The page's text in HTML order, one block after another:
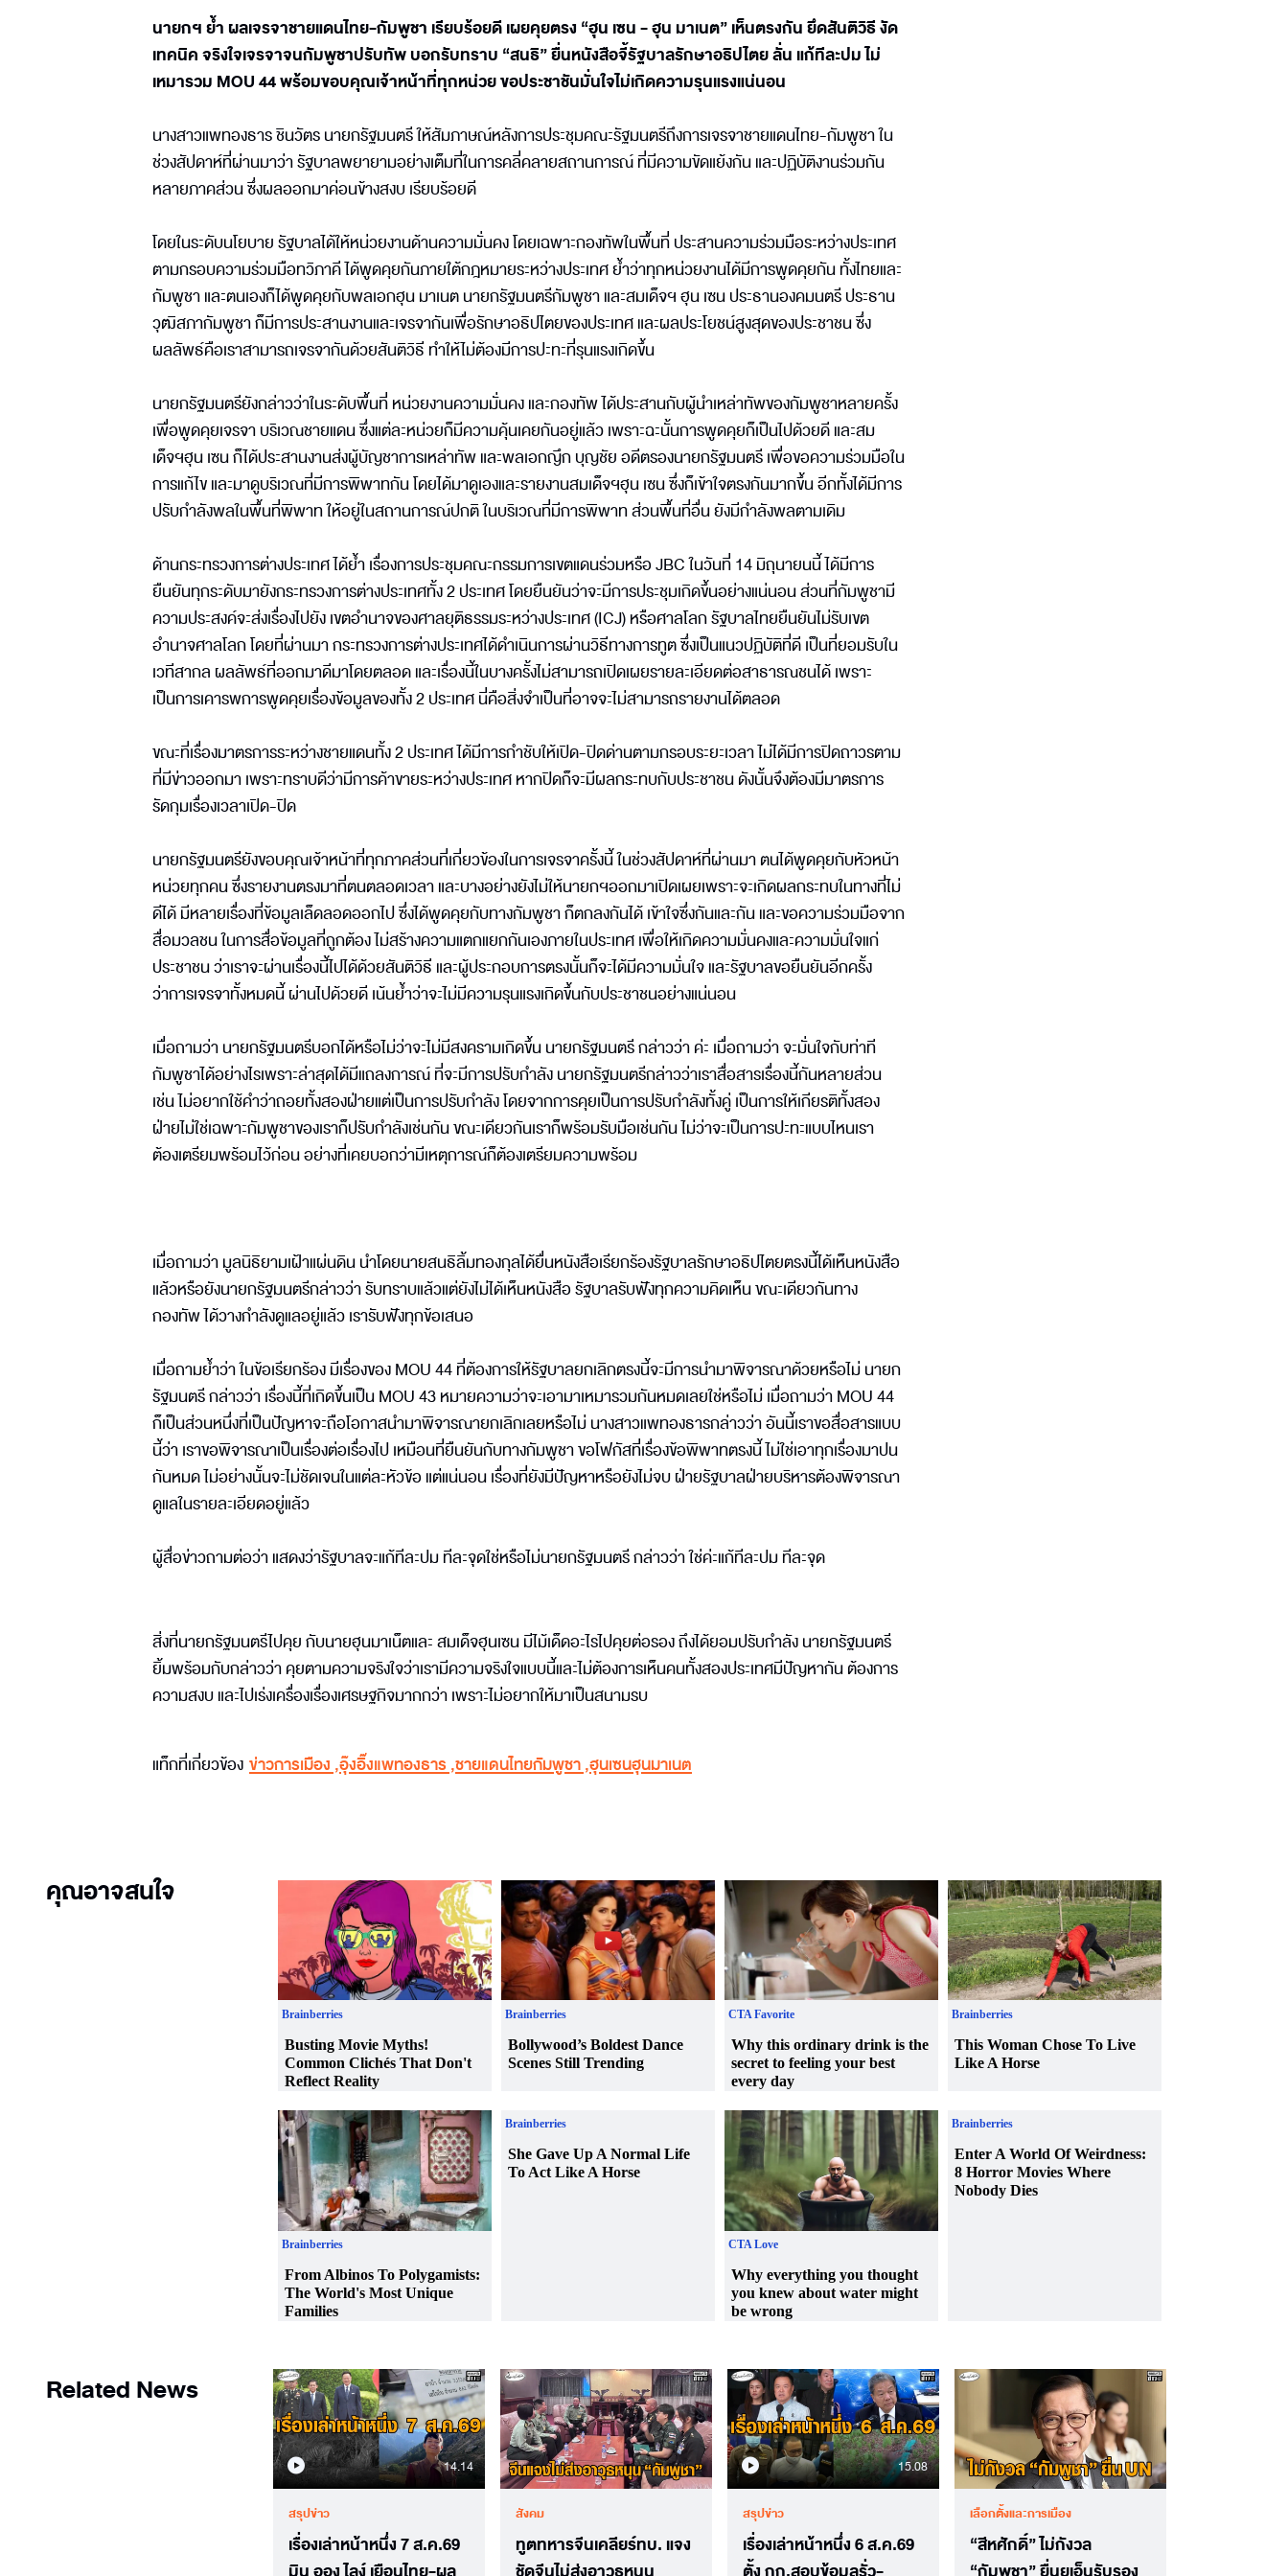
นายกฯ ย้ำ ผลเจรจาชายแดนไทย-กัมพูชา เรียบร้อยดี เผยคุยตรง “ฮุน เซน - ฮุน มาเนต” เห็นตรงกัน ยึดสันติวิธี งัด
เทคนิค จริงใจเจรจาจนกัมพูชาปรับทัพ บอกรับทราบ “สนธิ” ยื่นหนังสือจี้รัฐบาลรักษาอธิปไตย ลั่น แก้ทีละปม ไม่
เหมารวม MOU 44 พร้อมขอบคุณเจ้าหน้าที่ทุกหน่วย ขอประชาชันมั่นใจไม่เกิดความรุนแรงแน่นอน
นางสาวแพทองธาร ชินวัตร นายกรัฐมนตรี ให้สัมภาษณ์หลังการประชุมคณะรัฐมนตรีถึงการเจรจาชายแดนไทย-กัมพูชา ใน
ช่วงสัปดาห์ที่ผ่านมาว่า รัฐบาลพยายามอย่างเต็มที่ในการคลี่คลายสถานการณ์ ที่มีความขัดแย้งกัน และปฏิบัติงานร่วมกัน
หลายภาคส่วน ซึ่งผลออกมาค่อนข้างสงบ เรียบร้อยดี
โดยในระดับนโยบาย รัฐบาลได้ให้หน่วยงานด้านความมั่นคง โดยเฉพาะกองทัพในพื้นที่ ประสานความร่วมมือระหว่างประเทศ
ตามกรอบความร่วมมือทวิภาคี ได้พูดคุยกันภายใต้กฎหมายระหว่างประเทศ ย้ำว่าทุกหน่วยงานได้มีการพูดคุยกัน ทั้งไทยและ
กัมพูชา และตนเองก็ได้พูดคุยกับพลเอกฮุน มาเนต นายกรัฐมนตรีกัมพูชา และสมเด็จฯ ฮุน เซน ประธานองคมนตรี ประธาน
วุฒิสภากัมพูชา ก็มีการประสานงานและเจรจากันเพื่อรักษาอธิปไตยของประเทศ และผลประโยชน์สูงสุดของประชาชน ซึ่ง
ผลลัพธ์คือเราสามารถเจรจากันด้วยสันติวิธี ทำให้ไม่ต้องมีการปะทะที่รุนแรงเกิดขึ้น
นายกรัฐมนตรียังกล่าวว่าในระดับพื้นที่ หน่วยงานความมั่นคง และกองทัพ ได้ประสานกับผู้นำเหล่าทัพของกัมพูชาหลายครั้ง
เพื่อพูดคุยเจรจา บริเวณชายแดน ซึ่งแต่ละหน่วยก็มีความคุ้นเคยกันอยู่แล้ว เพราะฉะนั้นการพูดคุยก็เป็นไปด้วยดี และสม
เด็จฯฮุน เซน ก็ได้ประสานงานส่งผู้บัญชาการเหล่าทัพ และพลเอกญึก บุญชัย อดีตรองนายกรัฐมนตรี เพื่อขอความร่วมมือใน
การแก้ไข และมาดูบริเวณที่มีการพิพาทกัน โดยได้มาดูเองและรายงานสมเด็จฯฮุน เซน ซึ่งก็เข้าใจตรงกันมากขึ้น อีกทั้งได้มีการ
ปรับกำลังพลในพื้นที่พิพาท ให้อยู่ในสถานการณ์ปกติ ในบริเวณที่มีการพิพาท ส่วนพื้นที่อื่น ยังมีกำลังพลตามเดิม
ด้านกระทรวงการต่างประเทศ ได้ย้ำ เรื่องการประชุมคณะกรรมการเขตแดนร่วมหรือ JBC ในวันที่ 14 มิถุนายนนี้ ได้มีการ
ยืนยันทุกระดับมายังกระทรวงการต่างประเทศทั้ง 2 ประเทศ โดยยืนยันว่าจะมีการประชุมเกิดขึ้นอย่างแน่นอน ส่วนที่กัมพูชามี
ความประสงค์จะส่งเรื่องไปยัง เขตอำนาจของศาลยุติธรรมระหว่างประเทศ (ICJ) หรือศาลโลก รัฐบาลไทยยืนยันไม่รับเขต
อำนาจศาลโลก โดยที่ผ่านมา กระทรวงการต่างประเทศได้ดำเนินการผ่านวิธีทางการทูต ซึ่งเป็นแนวปฏิบัติที่ดี เป็นที่ยอมรับใน
เวทีสากล ผลลัพธ์ที่ออกมาดีมาโดยตลอด และเรื่องนี้ในบางครั้งไม่สามารถเปิดเผยรายละเอียดต่อสาธารณชนได้ เพราะ
เป็นการเคารพการพูดคุยเรื่องข้อมูลของทั้ง 2 ประเทศ นี่คือสิ่งจำเป็นที่อาจจะไม่สามารถรายงานได้ตลอด
ขณะที่เรื่องมาตรการระหว่างชายแดนทั้ง 2 ประเทศ ได้มีการกำชับให้เปิด-ปิดด่านตามกรอบระยะเวลา ไม่ได้มีการปิดถาวรตาม
ที่มีข่าวออกมา เพราะทราบดีว่ามีการค้าขายระหว่างประเทศ หากปิดก็จะมีผลกระทบกับประชาชน ดังนั้นจึงต้องมีมาตรการ
รัดกุมเรื่องเวลาเปิด-ปิด
นายกรัฐมนตรียังขอบคุณเจ้าหน้าที่ทุกภาคส่วนที่เกี่ยวข้องในการเจรจาครั้งนี้ ในช่วงสัปดาห์ที่ผ่านมา ตนได้พูดคุยกับหัวหน้า
หน่วยทุกคน ซึ่งรายงานตรงมาที่ตนตลอดเวลา และบางอย่างยังไม่ให้นายกฯออกมาเปิดเผยเพราะจะเกิดผลกระทบในทางที่ไม่
ดีได้ มีหลายเรื่องที่ข้อมูลเล็ดลอดออกไป ซึ่งได้พูดคุยกับทางกัมพูชา ก็ตกลงกันได้ เข้าใจซึ่งกันและกัน และขอความร่วมมือจาก
สื่อมวลชน ในการสื่อข้อมูลที่ถูกต้อง ไม่สร้างความแตกแยกกันเองภายในประเทศ เพื่อให้เกิดความมั่นคงและความมั่นใจแก่
ประชาชน ว่าเราจะผ่านเรื่องนี้ไปได้ด้วยสันติวิธี และผู้ประกอบการตรงนั้นก็จะได้มีความมั่นใจ และรัฐบาลขอยืนยันอีกครั้ง
ว่าการเจรจาทั้งหมดนี้ ผ่านไปด้วยดี เน้นย้ำว่าจะไม่มีความรุนแรงเกิดขึ้นกับประชาชนอย่างแน่นอน
เมื่อถามว่า นายกรัฐมนตรีบอกได้หรือไม่ว่าจะไม่มีสงครามเกิดขึ้น นายกรัฐมนตรี กล่าวว่า ค่ะ เมื่อถามว่า จะมั่นใจกับท่าที
กัมพูชาได้อย่างไรเพราะล่าสุดได้มีแถลงการณ์ ที่จะมีการปรับกำลัง นายกรัฐมนตรีกล่าวว่าเราสื่อสารเรื่องนี้กันหลายส่วน
เช่น ไม่อยากใช้คำว่าถอยทั้งสองฝ่ายแต่เป็นการปรับกำลัง โดยจากการคุยเป็นการปรับกำลังทั้งคู่ เป็นการให้เกียรติทั้งสอง
ฝ่ายไม่ใช่เฉพาะกัมพูชาของเราก็ปรับกำลังเช่นกัน ขณะเดียวกันเราก็พร้อมรับมือเช่นกัน ไม่ว่าจะเป็นการปะทะแบบไหนเรา
ต้องเตรียมพร้อมไว้ก่อน อย่างที่เคยบอกว่ามีเหตุการณ์ก็ต้องเตรียมความพร้อม
เมื่อถามว่า มูลนิธิยามเฝ้าแผ่นดิน นำโดยนายสนธิลิ้มทองกุลได้ยื่นหนังสือเรียกร้องรัฐบาลรักษาอธิปไตยตรงนี้ได้เห็นหนังสือ
แล้วหรือยังนายกรัฐมนตรีกล่าวว่า รับทราบแล้วแต่ยังไม่ได้เห็นหนังสือ รัฐบาลรับฟังทุกความคิดเห็น ขณะเดียวกันทาง
กองทัพ ได้วางกำลังดูแลอยู่แล้ว เรารับฟังทุกข้อเสนอ
เมื่อถามย้ำว่า ในข้อเรียกร้อง มีเรื่องของ MOU 44 ที่ต้องการให้รัฐบาลยกเลิกตรงนี้จะมีการนำมาพิจารณาด้วยหรือไม่ นายก
รัฐมนตรี กล่าวว่า เรื่องนี้ที่เกิดขึ้นเป็น MOU 43 หมายความว่าจะเอามาเหมารวมกันหมดเลยใช่หรือไม่ เมื่อถามว่า MOU 44
ก็เป็นส่วนหนึ่งที่เป็นปัญหาจะถือโอกาสนำมาพิจารณายกเลิกเลยหรือไม่ นางสาวแพทองธารกล่าวว่า อันนี้เราขอสื่อสารแบบ
นี้ว่า เราขอพิจารณาเป็นเรื่องต่อเรื่องไป เหมือนที่ยืนยันกับทางกัมพูชา ขอโฟกัสที่เรื่องข้อพิพาทตรงนี้ ไม่ใช่เอาทุกเรื่องมาปน
กันหมด ไม่อย่างนั้นจะไม่ชัดเจนในแต่ละหัวข้อ แต่แน่นอน เรื่องที่ยังมีปัญหาหรือยังไม่จบ ฝ่ายรัฐบาลฝ่ายบริหารต้องพิจารณา
ดูแลในรายละเอียดอยู่แล้ว
ผู้สื่อข่าวถามต่อว่า แสดงว่ารัฐบาลจะแก้ทีละปม ทีละจุดใช่หรือไม่นายกรัฐมนตรี กล่าวว่า ใช่ค่ะแก้ทีละปม ทีละจุด
สิ่งที่นายกรัฐมนตรีไปคุย กับนายฮุนมาเน็ตและ สมเด็จฮุนเซน มีไม้เด็ดอะไรไปคุยต่อรอง ถึงได้ยอมปรับกำลัง นายกรัฐมนตรี
ยิ้มพร้อมกับกล่าวว่า คุยตามความจริงใจว่าเรามีความจริงใจแบบนี้และไม่ต้องการเห็นคนทั้งสองประเทศมีปัญหากัน ต้องการ
ความสงบ และไปเร่งเครื่องเรื่องเศรษฐกิจมากกว่า เพราะไม่อยากให้มาเป็นสนามรบ
แท็กที่เกี่ยวข้อง ข่าวการเมือง ,อุ๊งอิ๊งแพทองธาร,ชายแดนไทยกัมพูชา,ฮุนเซนฮุนมาเนต
คุณอาจสนใจ
Related News
14.14
สรุปข่าว
เรื่องเล่าหน้าหนึ่ง 7 ส.ค.69
สังคม
ทูตทหารจีนเคลียร์ทบ. แจง
15.08
สรุปข่าว
เรื่องเล่าหน้าหนึ่ง 6 ส.ค.69
เลือกตั้งและการเมือง
“สีหศักดิ์” ไม่กังวล